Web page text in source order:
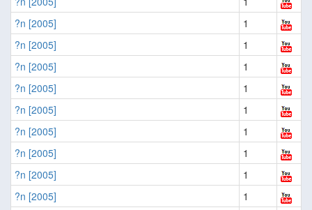
?n [2005]
1
?n [2005]
1
?n [2005]
1
?n [2005]
1
?n [2005]
1
?n [2005]
1
?n [2005]
1
?n [2005]
1
?n [2005]
1